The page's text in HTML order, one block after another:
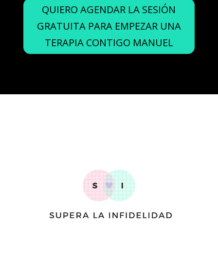
QUIERO AGENDAR LA SESIÓN
GRATUITA PARA EMPEZAR UNA
TERAPIA CONTIGO MANUEL